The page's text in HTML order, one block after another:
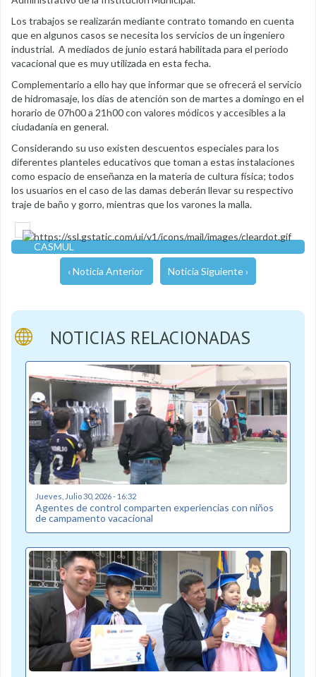
Los trabajos se realizarán mediante contrato tomando en cuenta
que en algunos casos se necesita los servicios de un ingeniero
industrial. A mediados de junio estará habilitada para el periodo
vacacional que es muy utilizada en esta fecha.
Complementario a ello hay que informar que se ofrecerá el servicio
de hidromasaje, los días de atención son de martes a domingo en el
horario de 07h00 a 21h00 con valores módicos y accesibles a la
ciudadanía en general.
Considerando su uso existen descuentos especiales para los
diferentes planteles educativos que toman a estas instalaciones
como espacio de enseñanza en la materia de cultura física; todos
los usuarios en el caso de las damas deberán llevar su respectivo
traje de baño y gorro, mientras que los varones la malla.
CASMUL
‹ Noticia Anterior Noticia Siguiente ›
NOTICIAS RELACIONADAS
Jueves, Julio 30, 2026 - 16:32
Agentes de control comparten experiencias con niños
de campamento vacacional